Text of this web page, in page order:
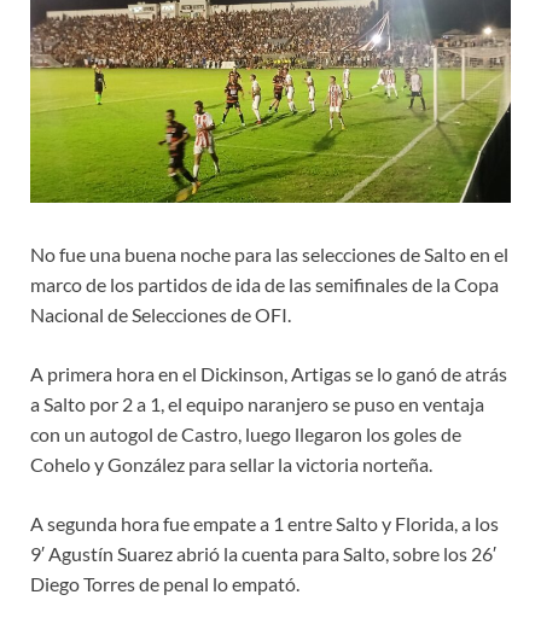
No fue una buena noche para las selecciones de Salto en el
marco de los partidos de ida de las semifinales de la Copa
Nacional de Selecciones de OFI.
A primera hora en el Dickinson, Artigas se lo ganó de atrás
a Salto por 2 a 1, el equipo naranjero se puso en ventaja
con un autogol de Castro, luego llegaron los goles de
Cohelo y González para sellar la victoria norteña.
A segunda hora fue empate a 1 entre Salto y Florida, a los
9′ Agustín Suarez abrió la cuenta para Salto, sobre los 26′
Diego Torres de penal lo empató.